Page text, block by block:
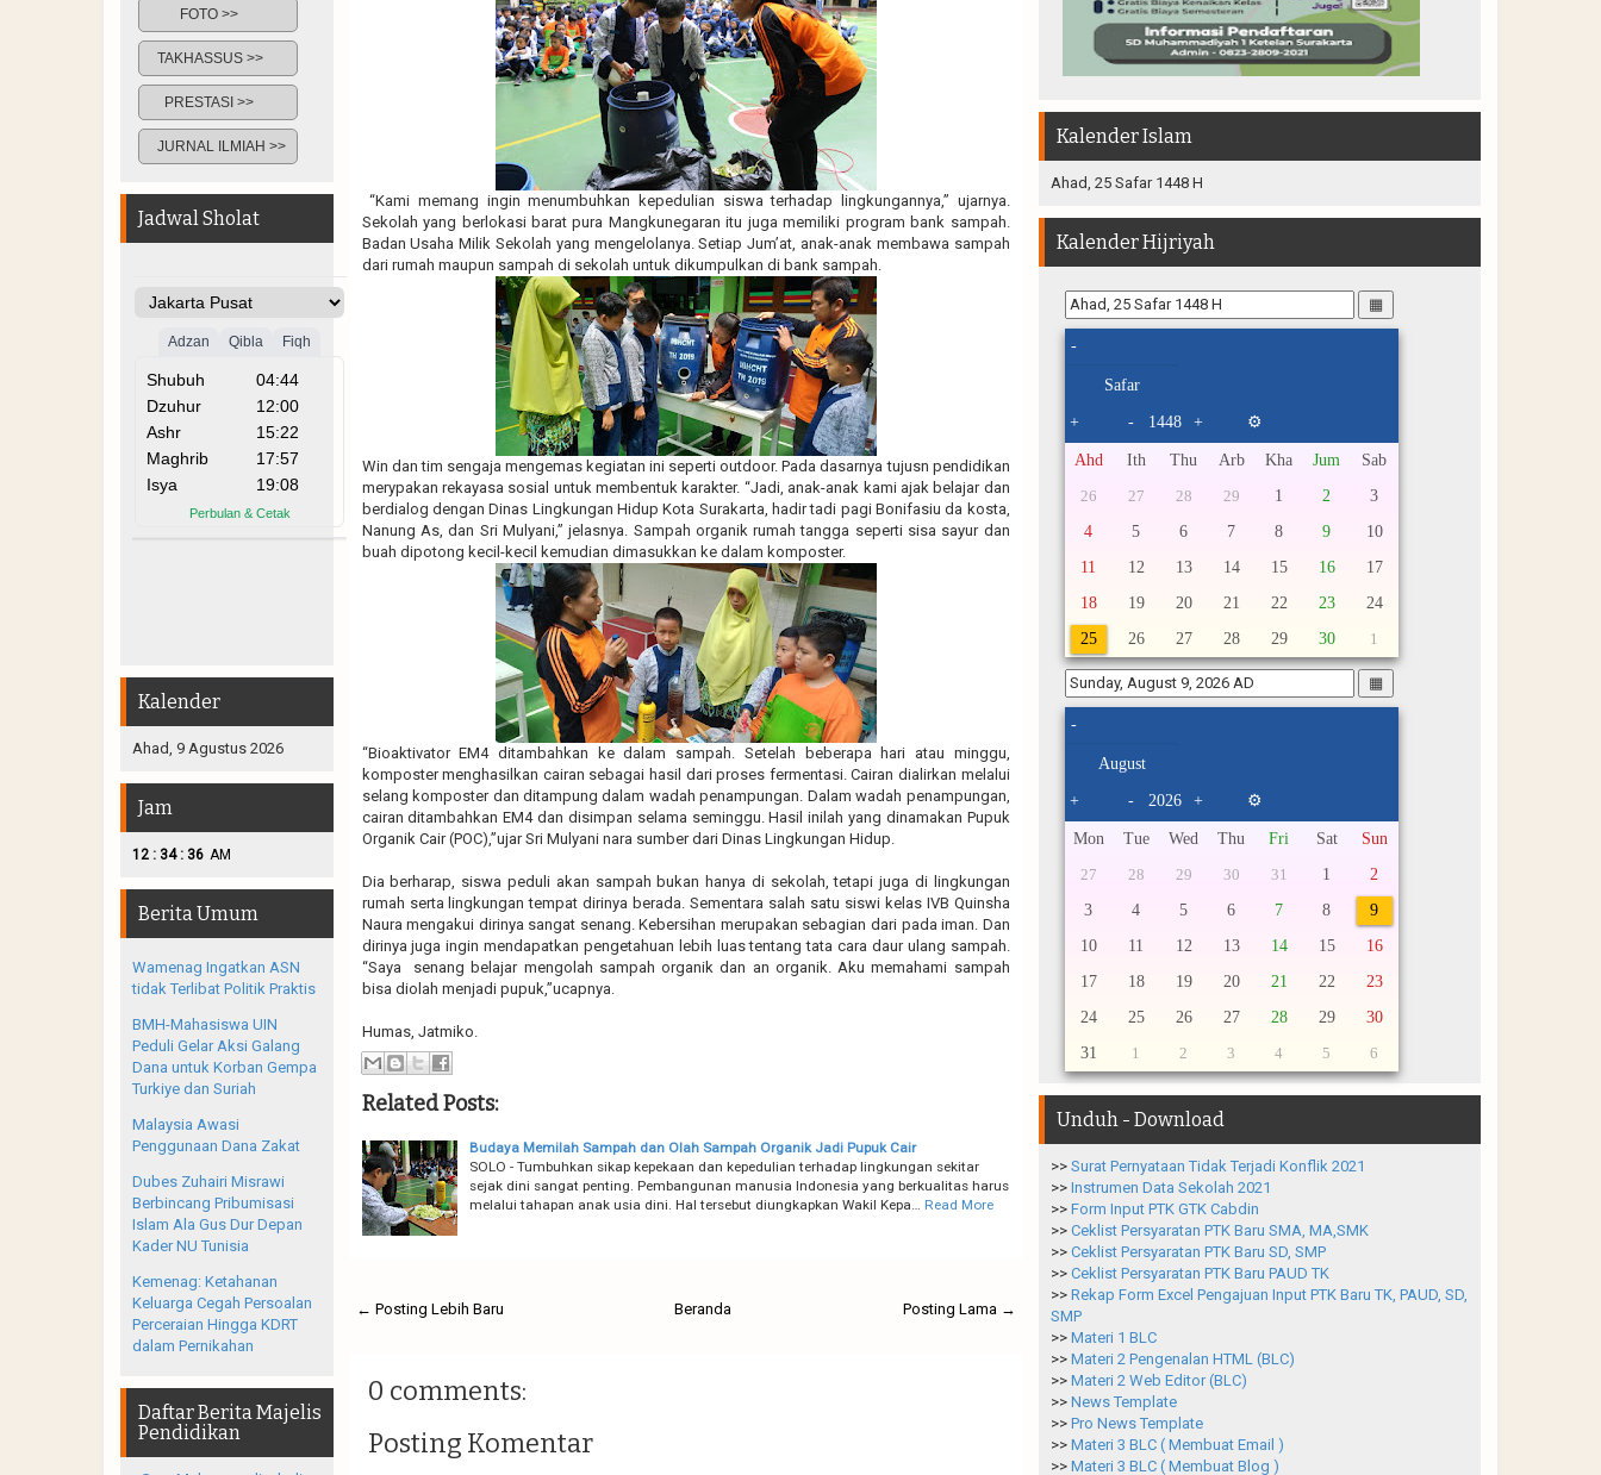
“Kami memang ingin menumbuhkan kepedulian siswa terhadap lingkungannya,” ujarnya.
Sekolah yang berlokasi barat pura Mangkunegaran itu juga memiliki program bank sampah.
Badan Usaha Milik Sekolah yang mengelolanya. Setiap Jum’at, anak-anak membawa sampah
dari rumah maupun sampah di sekolah untuk dikumpulkan di bank sampah.
Win dan tim sengaja mengemas kegiatan ini seperti outdoor. Pada dasarnya tujusn pendidikan
merypakan rekayasa sosial untuk membentuk karakter. “Jadi, anak-anak kami ajak belajar dan
berdialog dengan Dinas Lingkungan Hidup Kota Surakarta, hadir tadi pagi Bonifasiu da kosta,
Nanung As, dan Sri Mulyani,” jelasnya. Sampah organik rumah tangga seperti sisa sayur dan
buah dipotong kecil-kecil kemudian dimasukkan ke dalam komposter.
“Bioaktivator EM4 ditambahkan ke dalam sampah. Setelah beberapa hari atau minggu,
komposter menghasilkan cairan sebagai hasil dari proses fermentasi. Cairan dialirkan melalui
selang komposter dan ditampung dalam wadah penampungan. Dalam wadah penampungan,
cairan ditambahkan EM4 dan disimpan selama seminggu. Hasil inilah yang dinamakan Pupuk
Organik Cair (POC),”ujar Sri Mulyani nara sumber dari Dinas Lingkungan Hidup.
Dia berharap, siswa peduli akan sampah bukan hanya di sekolah, tetapi juga di lingkungan
rumah serta lingkungan tempat dirinya berada. Sementara salah satu siswi kelas IVB Quinsha
Naura mengakui dirinya sangat senang. Kebersihan merupakan sebagian dari pada iman. Dan
dirinya juga ingin mendapatkan pengetahuan lebih luas tentang tata cara daur ulang sampah.
“Saya senang belajar mengolah sampah organik dan an organik. Aku memahami sampah
bisa diolah menjadi pupuk,”ucapnya.
Humas, Jatmiko.
Related Posts:
Budaya Memilah Sampah dan Olah Sampah Organik Jadi Pupuk Cair
SOLO - Tumbuhkan sikap kepekaan dan kepedulian terhadap lingkungan sekitar
sejak dini sangat penting. Pembangunan manusia Indonesia yang berkualitas harus
melalui tahapan anak usia dini. Hal tersebut diungkapkan Wakil Kepa…
Read More
← Posting Lebih Baru Posting Lama →
Beranda
0 comments:
Posting Komentar
FOTO >>
TAKHASSUS >>
PRESTASI >>
JURNAL ILMIAH >>
Jadwal Sholat
Kalender
Ahad, 9 Agustus 2026
Jam
12 : 34: 37 AM
Berita Umum
Wamenag Ingatkan ASN
tidak Terlibat Politik Praktis
BMH-Mahasiswa UIN
Peduli Gelar Aksi Galang
Dana untuk Korban Gempa
Turkiye dan Suriah
Malaysia Awasi
Penggunaan Dana Zakat
Dubes Zuhairi Misrawi
Berbincang Pribumisasi
Islam Ala Gus Dur Depan
Kader NU Tunisia
Kemenag: Ketahanan
Keluarga Cegah Persoalan
Perceraian Hingga KDRT
dalam Pernikahan
Daftar Berita Majelis
Pendidikan
Kalender Islam
Ahad, 25 Safar 1448 H
Kalender Hijriyah
▦
-
+ - + ⚙
Ahd Ith Thu Arb Kha Jum Sab
26 27 28 29 1 2
3
4
5 6 7 8 9
10
11
12 13 14 15 16
17
18
19 20 21 22 23
24
25
26 27 28 29 30 1
▦
-
+ - + ⚙
Mon Tue Wed Thu Fri Sat Sun
27 28 29 30 31 1
2
3
4 5 6 7 8
9
10
11 12 13 14 15
16
17
18 19 20 21 22
23
24
25 26 27 28 29
30
31
1 2 3 4 5 6
Unduh - Download
>> Surat Pernyataan Tidak Terjadi Konflik 2021
>> Instrumen Data Sekolah 2021
>> Form Input PTK GTK Cabdin
>> Ceklist Persyaratan PTK Baru SMA, MA,SMK
>> Ceklist Persyaratan PTK Baru SD, SMP
>> Ceklist Persyaratan PTK Baru PAUD TK
>> Rekap Form Excel Pengajuan Input PTK Baru TK, PAUD, SD,
SMP
>> Materi 1 BLC
>> Materi 2 Pengenalan HTML (BLC)
>> Materi 2 Web Editor (BLC)
>> News Template
>> Pro News Template
>> Materi 3 BLC ( Membuat Email )
>> Materi 3 BLC ( Membuat Blog )